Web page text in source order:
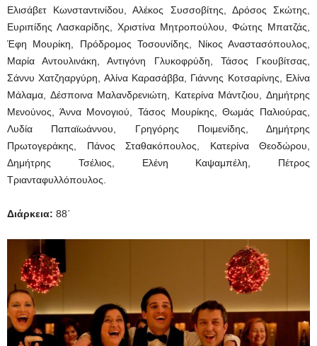
Ελισάβετ Κωνσταντινίδου, Αλέκος Συσσοβίτης, Δρόσος Σκώτης,
Ευριπίδης Λασκαρίδης, Χριστίνα Μητροπούλου, Φώτης Μπατζάς,
Έφη Μουρίκη, Πρόδρομος Τοσουνίδης, Νίκος Αναστασόπουλος,
Μαρία Αντουλινάκη, Αντιγόνη Γλυκοφρύδη, Τάσος Γκουβίτσας,
Σάννυ Χατζηαργύρη, Αλίνα Καρασάββα, Γιάννης Κοτσαρίνης, Ελίνα
Μάλαμα, Δέσποινα Μαλανδρενιώτη, Κατερίνα Μάντζιου, Δημήτρης
Μενούνος, Άννα Μονογιού, Τάσος Μουρίκης, Θωμάς Παλιούρας,
Λυδία Παπαϊωάννου, Γρηγόρης Ποιμενίδης, Δημήτρης
Πρωτογεράκης, Πάνος Σταθακόπουλος, Κατερίνα Θεοδώρου,
Δημήτρης Τσέλιος, Ελένη Καψαμπέλη, Πέτρος
Τριανταφυλλόπουλος.
Διάρκεια: 88΄